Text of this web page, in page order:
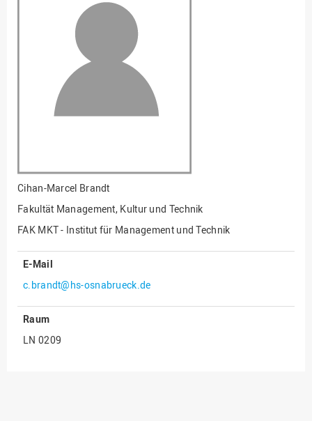
und Informatik
Fakultät Management,
Kultur und Technik
Fakultät Wirtschafts- und
Sozialwissenschaften
Finanzen
Gesellschaftliches
Hochschulplanung/-
strategie
Innenrevision
Institut für Musik
Cihan-Marcel Brandt
Fakultät Management, Kultur und Technik
FAK MKT - Institut für Management und Technik
E-Mail
c.brandt@hs-osnabrueck.de
Raum
LN 0209